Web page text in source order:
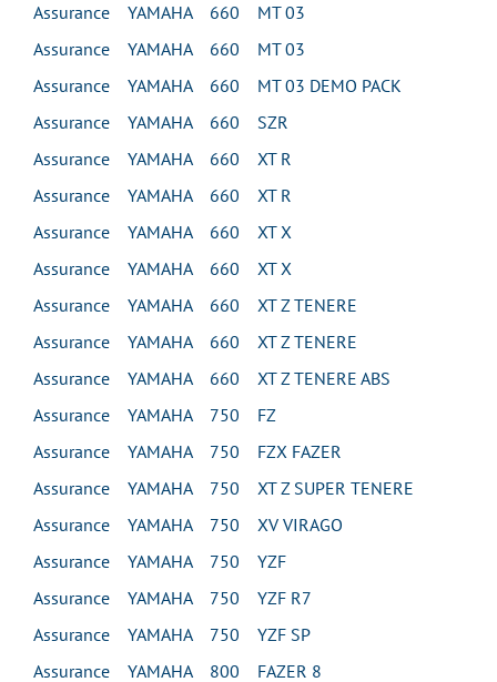
Assurance YAMAHA 660 MT 03
Assurance YAMAHA 660 MT 03
Assurance YAMAHA 660 MT 03 DEMO PACK
Assurance YAMAHA 660 SZR
Assurance YAMAHA 660 XT R
Assurance YAMAHA 660 XT R
Assurance YAMAHA 660 XT X
Assurance YAMAHA 660 XT X
Assurance YAMAHA 660 XT Z TENERE
Assurance YAMAHA 660 XT Z TENERE
Assurance YAMAHA 660 XT Z TENERE ABS
Assurance YAMAHA 750 FZ
Assurance YAMAHA 750 FZX FAZER
Assurance YAMAHA 750 XT Z SUPER TENERE
Assurance YAMAHA 750 XV VIRAGO
Assurance YAMAHA 750 YZF
Assurance YAMAHA 750 YZF R7
Assurance YAMAHA 750 YZF SP
Assurance YAMAHA 800 FAZER 8